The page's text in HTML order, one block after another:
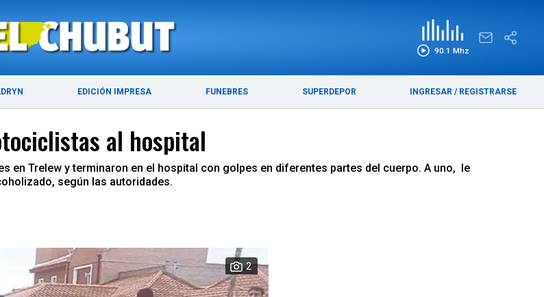
90.1 Mhz
EDICIÓN IMPRESA FUNEBRES SUPERDEPOR INGRESAR / REGISTRARSE
ÚLTIMAS NOTICIAS PUERTO MADRYN
al hospital
Trelew y terminaron en el hospital con golpes en diferentes partes del cuerpo. A uno, le
según las autoridades.
2